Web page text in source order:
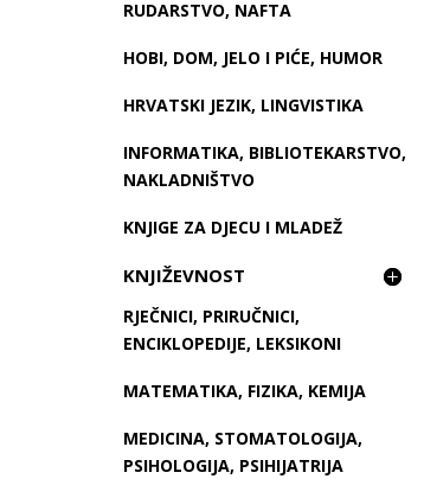
RUDARSTVO, NAFTA
HOBI, DOM, JELO I PIĆE, HUMOR
HRVATSKI JEZIK, LINGVISTIKA
INFORMATIKA, BIBLIOTEKARSTVO,
NAKLADNIŠTVO
KNJIGE ZA DJECU I MLADEŽ
KNJIŽEVNOST
RJEČNICI, PRIRUČNICI,
ENCIKLOPEDIJE, LEKSIKONI
MATEMATIKA, FIZIKA, KEMIJA
MEDICINA, STOMATOLOGIJA,
PSIHOLOGIJA, PSIHIJATRIJA